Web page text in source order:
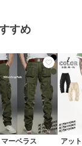
ーパンツメン
るスウェットパン
パンツでストリ
すめ
ーベラス アッ